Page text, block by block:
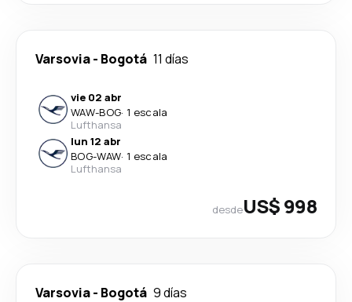
Varsovia- Bogotá 11 días
vie 02 abr
WAW-BOG· 1 escala
Lufthansa
lun 12 abr
BOG-WAW· 1 escala
Lufthansa
desdeUS$ 998
Varsovia- Bogotá 9 días